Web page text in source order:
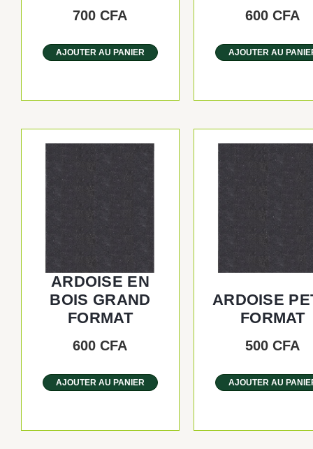
700CFA
AJOUTER AU PANIER
600CFA
AJOUTER AU
ARDOISE EN
BOIS GRAND
FORMAT
600CFA
AJOUTER AU PANIER
ARDOISE
FORMAT
500CFA
AJOUTER AU